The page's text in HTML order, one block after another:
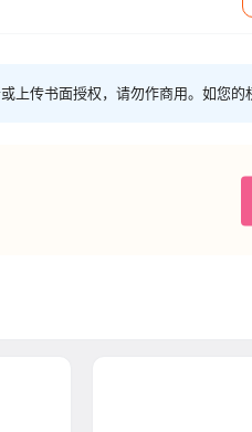
传书面授权，请勿作商用。如您的